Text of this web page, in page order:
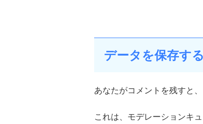
データを保存す
あなたがコメントを残すと
これは、モデレーションキ